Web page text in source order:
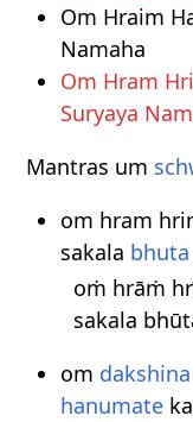
Om Hraim
Namaha
Om Hram
Suryaya
Mantras um
om hram
sakala bhuta
oṁ hrāṁ
sakala
om dakshina
hanumate